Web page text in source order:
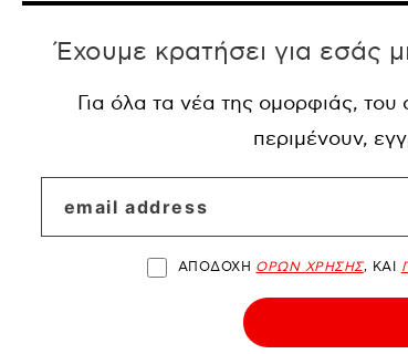
Έχουμε κρατήσει για εσάς
Για όλα τα νέα της ομορφιάς,
περιμένουν,
ΑΠΟΔΟΧΗ ΟΡΩΝ ΧΡΗΣΗΣ, ΚΑΙ